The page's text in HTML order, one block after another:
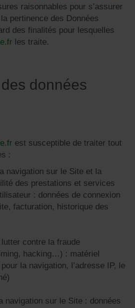
raisonnables pour s’assurer
pertinence des Données
des finalités pour lesquelles
les traite.
données
est susceptible de traiter tout
:
navigation sur le Site et la
des prestations et services
: données de connexion
facturation, historique des
contre la fraude
hacking…) : matériel
la navigation, l’adresse IP, le
navigation sur le Site : données